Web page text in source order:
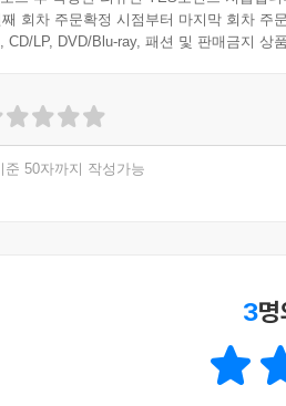
회차 주문확정 시점부터 마지막 회차 주
CD/LP, DVD/Blu-ray, 패션 및 판매금지 상
준 50자까지 작성가능
3